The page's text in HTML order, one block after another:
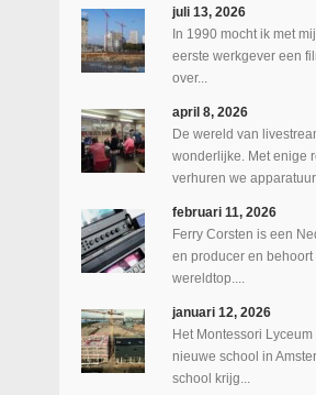
juli 13, 2026
In 1990 mocht ik met
eerste werkgever een
over...
april 8, 2026
De wereld van
wonderlijke. Met enige
verhuren we apparatuur...
februari 11, 2026
Ferry Corsten is een
en producer en behoort
wereldtop....
januari 12, 2026
Het Montessori Lyceum
nieuwe school in
school krijg...